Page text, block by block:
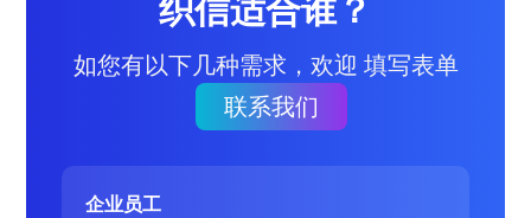
如您有以下几种需求，欢迎 填写表单
联系我们
企业员工